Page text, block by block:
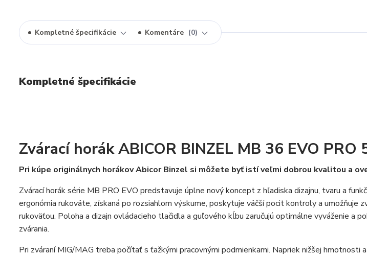
Kompletné špecifikácie Komentáre 0
Kompletné špecifikácie
Zvárací horák ABICOR BINZEL MB 36 EVO PRO
Pri kúpe originálnych horákov Abicor Binzel si môžete byť istí veľmi dobrou kvalitou a
Zvárací horák série MB PRO EVO predstavuje úplne nový koncept z hľadiska dizajnu, tvaru a
ergonómia rukoväte, získaná po rozsiahlom výskume, poskytuje väčší pocit kontroly a umožňuje
rukoväťou. Poloha a dizajn ovládacieho tlačidla a guľového kĺbu zaručujú optimálne vyváženie a
zvárania.
Pri zváraní MIG/MAG treba počítať s ťažkými pracovnými podmienkami. Napriek nižšej hmotnosti